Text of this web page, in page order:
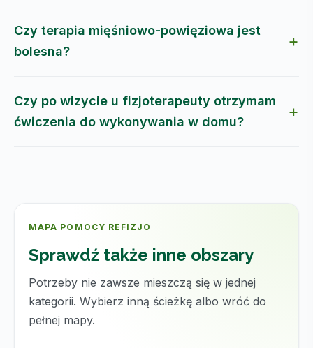
Czy terapia mięśniowo-powięziowa jest
bolesna?
Czy po wizycie u fizjoterapeuty otrzymam
ćwiczenia do wykonywania w domu?
MAPA POMOCY REFIZJO
Sprawdź także inne obszary
Potrzeby nie zawsze mieszczą się w jednej
kategorii. Wybierz inną ścieżkę albo wróć do
pełnej mapy.